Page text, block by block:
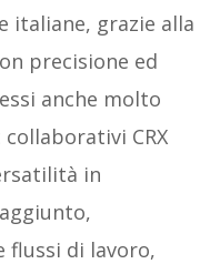
italiane, grazie alla
precisione ed
anche molto
CRX
in
flussi di lavoro,